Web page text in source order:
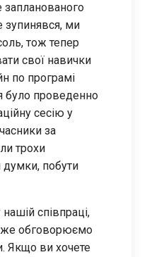
зупинявся, ми
тож тепер
свої навички
по програмі
було проведенно
сесію у
за
трохи
думки, побути
співпраці,
обговорюємо
Якщо ви хочете